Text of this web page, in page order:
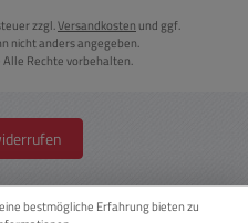
zzgl.Versandkosten und ggf.
nicht anders angegeben.
Alle Rechte vorbehalten.
bestmögliche Erfahrung bieten zu